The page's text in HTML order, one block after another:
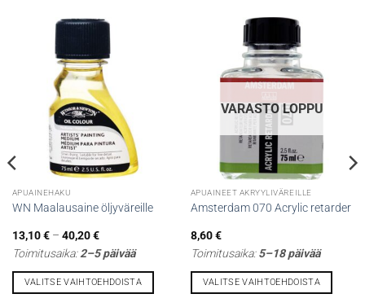
APUAINEHAKU
WN Maalausaine öljyväreille
13,10€ – 40,20€Hintaluokka:
13,10 €
-
Toimitusaika:2–5 päivää
VALITSE VAIHTOEHDOISTA
VARASTO LOPPU
APUAINEET AKRYYLIVÄREILLE
Amsterdam 070 Acrylic retarder
8,60€
Toimitusaika:5–18 päivää
VALITSE VAIHTOEHDOISTA